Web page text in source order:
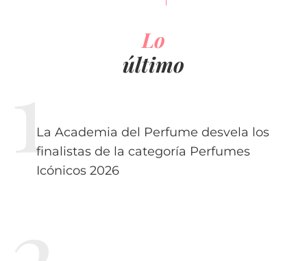
Lo
último
La Academia del Perfume desvela los
finalistas de la categoría Perfumes
Icónicos 2026